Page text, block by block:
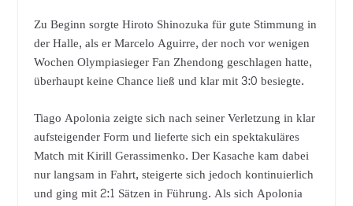
Zu Beginn sorgte Hiroto Shinozuka für gute Stimmung in
der Halle, als er Marcelo Aguirre, der noch vor wenigen
Wochen Olympiasieger Fan Zhendong geschlagen hatte,
überhaupt keine Chance ließ und klar mit 3:0 besiegte.
Tiago Apolonia zeigte sich nach seiner Verletzung in klar
aufsteigender Form und lieferte sich ein spektakuläres
Match mit Kirill Gerassimenko. Der Kasache kam dabei
nur langsam in Fahrt, steigerte sich jedoch kontinuierlich
und ging mit 2:1 Sätzen in Führung. Als sich Apolonia